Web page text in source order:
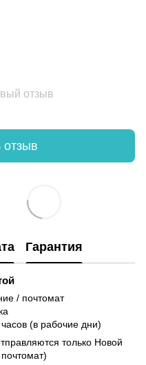
отзыв
отзыв
Гарантия
/ почтомат
(в рабочие дни)
только Новой